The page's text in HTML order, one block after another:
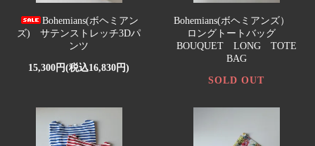
Bohemians(ボヘミアン
ズ) サテンストレッチ3Dパ
ンツ
15,300円(税込16,830円)
Bohemians(ボヘミアンズ）
ロングトートバッグ
BOUQUET LONG TOTE
BAG
SOLD OUT